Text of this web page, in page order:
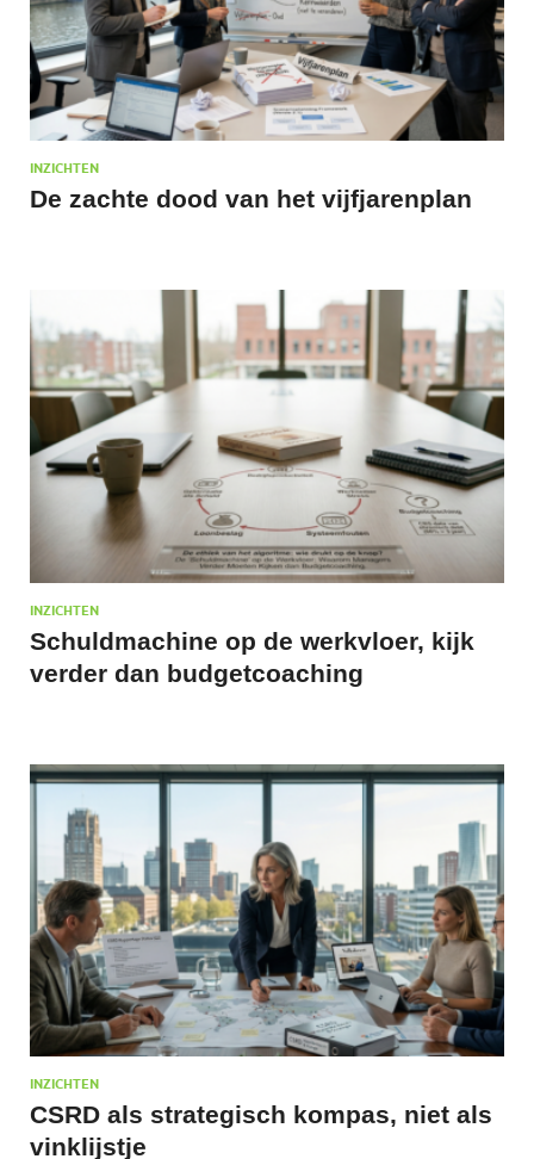
INZICHTEN
De zachte dood van het vijfjarenplan
INZICHTEN
Schuldmachine op de werkvloer, kijk
verder dan budgetcoaching
INZICHTEN
CSRD als strategisch kompas, niet als
vinklijstje